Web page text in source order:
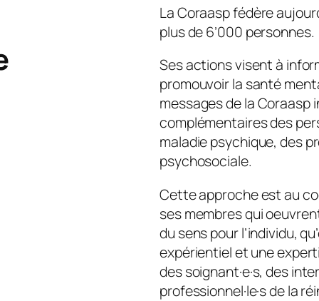
La Coraasp fédère
plus de 6’000 personnes.
Ses actions visent à
promouvoir la santé
messages de la
complémentaires des
maladie psychique, des
psychosociale.
Cette approche est au
ses membres qui
du sens pour l’individu,
expérientiel et une
des soignant·e·s, des
professionnel·le·s de la